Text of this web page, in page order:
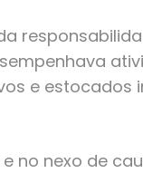
e estocados
no nexo de